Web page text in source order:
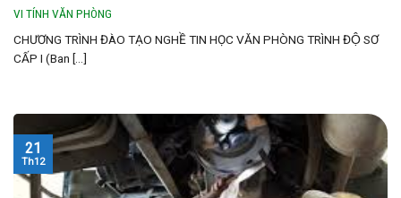
VI TÍNH VĂN PHÒNG
CHƯƠNG TRÌNH ĐÀO TẠO NGHỀ TIN HỌC VĂN PHÒNG TRÌNH ĐỘ SƠ
CẤP I (Ban [...]
21
Th12